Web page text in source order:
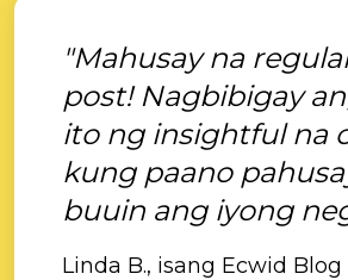
"Mahusay na
post! Nagbibigay
ito ng insightful na
kung paano
buuin ang iyong
Linda B., isang Ecwid